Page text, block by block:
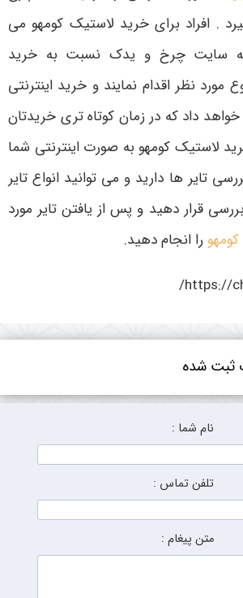
. افراد برای خرید لاستیک کومهو می
به سایت چرخ و یدک نسبت به خرید
مورد نظر اقدام نمایند و خرید اینترنتی
داد که در زمان کوتاه تری خریدتان
لاستیک کومهو به صورت اینترنتی شما
تایر ها دارید و می توانید انواع تایر
قرار دهید و پس از یافتن تایر مورد
را انجام دهید.
ثبت شده
نام شما :
تلفن تماس :
متن پیغام :